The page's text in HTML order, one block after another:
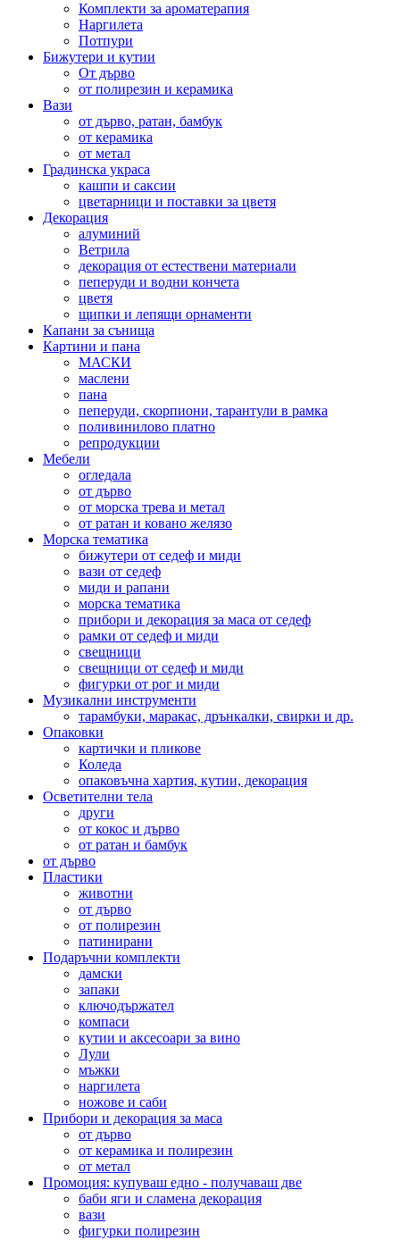
Комплекти за ароматерапия
Наргилета
Потпури
Бижутери и кутии
От дърво
от полирезин и керамика
Вази
от дърво, ратан, бамбук
от керамика
от метал
Градинска украса
кашпи и саксии
цветарници и поставки за цветя
Декорация
алуминий
Ветрила
декорация от естествени материали
пеперуди и водни кончета
цветя
щипки и лепящи орнаменти
Капани за сънища
Картини и пана
МАСКИ
маслени
пана
пеперуди, скорпиони, тарантули в рамка
поливинилово платно
репродукции
Мебели
огледала
от дърво
от морска трева и метал
от ратан и ковано желязо
Морска тематика
бижутери от седеф и миди
вази от седеф
миди и рапани
морска тематика
прибори и декорация за маса от седеф
рамки от седеф и миди
свещници
свещници от седеф и миди
фигурки от рог и миди
Музикални инструменти
тарамбуки, маракас, дрънкалки, свирки и др.
Опаковки
картички и пликове
Коледа
опаковъчна хартия, кутии, декорация
Осветителни тела
други
от кокос и дърво
от ратан и бамбук
от дърво
Пластики
животни
от дърво
от полирезин
патинирани
Подаръчни комплекти
дамски
запаки
ключодържател
компаси
кутии и аксесоари за вино
Лули
мъжки
наргилета
ножове и саби
Прибори и декорация за маса
от дърво
от керамика и полирезин
от метал
Промоция: купуваш едно - получаваш две
баби яги и сламена декорация
вази
фигурки полирезин